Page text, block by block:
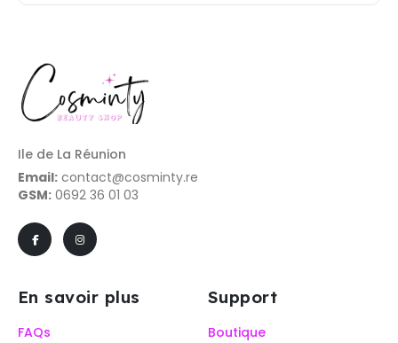
Ile de La Réunion
Email: contact@cosminty.re
GSM: 0692 36 01 03
En savoir plus
FAQs
Support
Boutique